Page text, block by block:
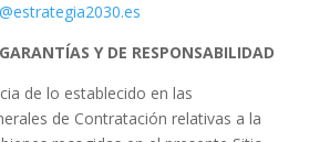
Y DE RESPONSABILIDAD
de lo establecido en las
de Contratación relativas a la